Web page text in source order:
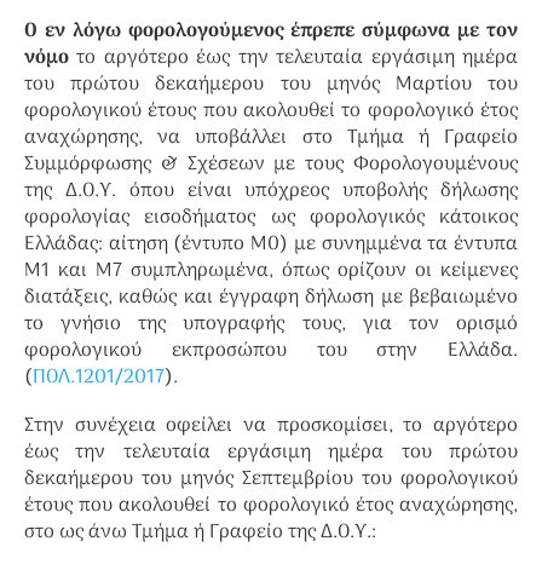
Ο εν λόγω φορολογούμενος έπρεπε σύμφωνα με τον
νόμο το αργότερο έως την τελευταία εργάσιμη ημέρα
του πρώτου δεκαήμερου του μηνός Μαρτίου του
φορολογικού έτους που ακολουθεί το φορολογικό έτος
αναχώρησης, να υποβάλλει στο Τμήμα ή Γραφείο
Συμμόρφωσης & Σχέσεων με τους Φορολογουμένους
της Δ.Ο.Υ. όπου είναι υπόχρεος υποβολής δήλωσης
φορολογίας εισοδήματος ως φορολογικός κάτοικος
Ελλάδας: αίτηση (έντυπο Μ0) με συνημμένα τα έντυπα
Μ1 και Μ7 συμπληρωμένα, όπως ορίζουν οι κείμενες
διατάξεις, καθώς και έγγραφη δήλωση με βεβαιωμένο
το γνήσιο της υπογραφής τους, για τον ορισμό
φορολογικού εκπροσώπου του στην Ελλάδα.
(ΠΟΛ.1201/2017).
Στην συνέχεια οφείλει να προσκομίσει, το αργότερο
έως την τελευταία εργάσιμη ημέρα του πρώτου
δεκαήμερου του μηνός Σεπτεμβρίου του φορολογικού
έτους που ακολουθεί το φορολογικό έτος αναχώρησης,
στο ως άνω Τμήμα ή Γραφείο της Δ.Ο.Υ.: